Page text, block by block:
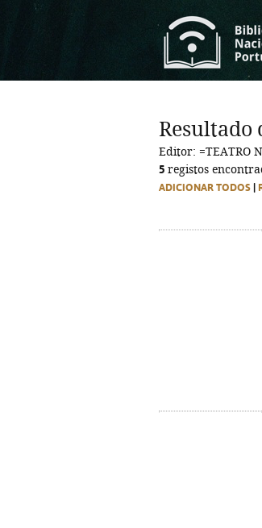
Resultado
Editor: =TEATRO
5 registos
ADICIONAR TODOS